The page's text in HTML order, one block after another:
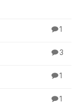
1
3
1
1